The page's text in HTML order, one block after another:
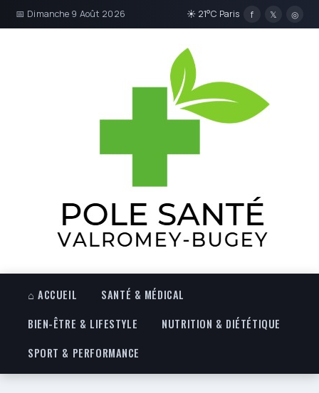
📅 Dimanche 9 Août 2026 ☀ 21°C Paris f 𝕏 ◎
⌂ ACCUEIL
SANTÉ & MÉDICAL
BIEN-ÊTRE & LIFESTYLE
NUTRITION & DIÉTÉTIQUE
SPORT & PERFORMANCE